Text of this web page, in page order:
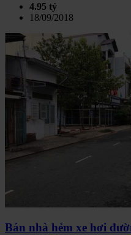
4.95 tỷ
18/09/2018
Bán nhà hẻm xe hơi